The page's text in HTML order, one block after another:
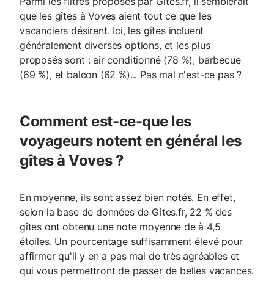
pouvant former un lit double –
que les gîtes à Voves aient tout ce que les
vacanciers désirent. Ici, les gîtes incluent
généralement diverses options, et les plus
proposés sont : air conditionné (78 %), barbecue
(69 %), et balcon (62 %)... Pas mal n'est-ce pas ?
Comment est-ce-que les
voyageurs notent en général les
gîtes à Voves ?
En moyenne, ils sont assez bien notés. En effet,
selon la base de données de Gites.fr, 22 % des
gîtes ont obtenu une note moyenne de à 4,5
étoiles. Un pourcentage suffisamment élevé pour
affirmer qu'il y en a pas mal de très agréables et
qui vous permettront de passer de belles vacances.